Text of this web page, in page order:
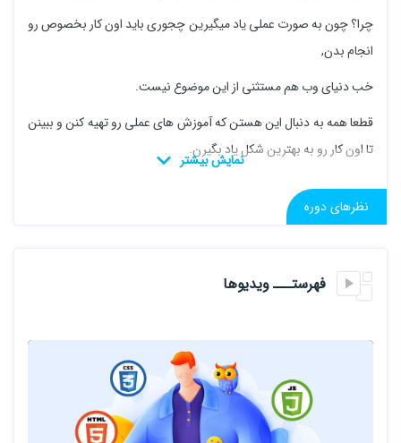
چرا؟ چون به صورت عملی یاد میگیرین چجوری باید اون کار بخصوص رو
انجام بدن,
خب دنیای وب هم مستثنی از این موضوع نیست.
قطعا همه به دنبال این هستن که آموزش های عملی رو تهیه کنن و ببینن
تا اون کار رو به بهترین شکل یاد بگیرن.
اگر پروژه هم داشته باشه اون آموزش که دیگه فوق العاده میشه
خب آموزش های زیادی در سطح وب هستن به شکل های متفاوت
یاد بگیریم
- ما در کنار این دو زبان از جاوااسکریپت , جی کوئری, بوت استرپ ,
نظرهای دوره
فهرستـــ ویدیوها